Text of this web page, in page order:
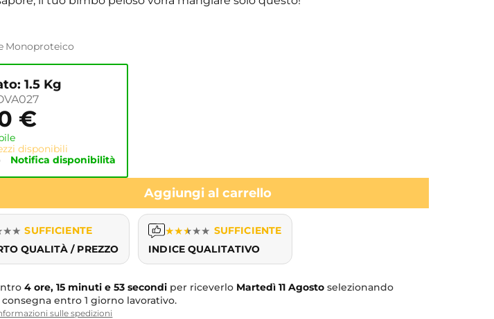
Monoproteico
1.5 Kg
€
disponibili
Notifica disponibilità
Aggiungi al carrello
★★ SUFFICIENTE
QUALITÀ / PREZZO
★★★★★ SUFFICIENTE
INDICE QUALITATIVO
4 ore, 15 minuti e 52 secondi per riceverlo Martedì 11 Agosto selezionando
entro 1 giorno lavorativo.
sulle spedizioni